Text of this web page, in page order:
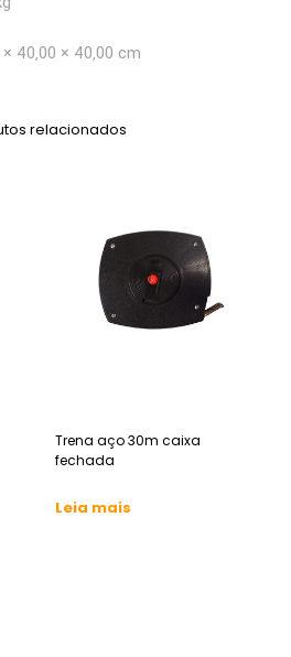
× 40,00 × 40,00 cm
relacionados
Trena aço 30m caixa
fechada
Leia mais